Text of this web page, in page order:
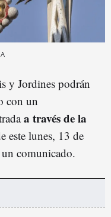
y Jordines podrán
con un
a través de la
este lunes, 13 de
comunicado.